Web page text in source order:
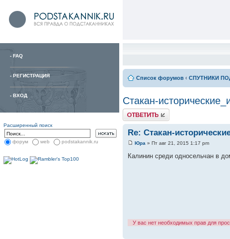
- FAQ
- РЕГИСТРАЦИЯ
- ВХОД
Расширенный поиск
форум web podstakannik.ru
Список форумов ‹ СПУТНИКИ
Стакан-
Re: Стакан-
Юра » Пт авг 21, 2015 1:17 pm
Калинин среди односельчан в
У вас нет необходимых прав для